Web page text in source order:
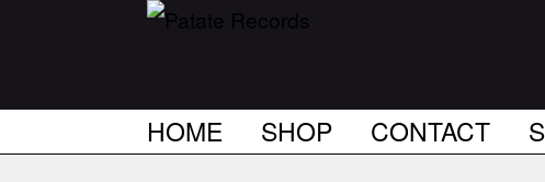
HOME SHOP CONTACT